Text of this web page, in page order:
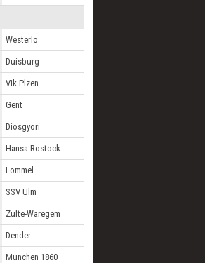
Westerlo
Duisburg
Vik.Plzen
Gent
Diosgyori
Hansa Rostock
Lommel
SSV Ulm
Zulte-Waregem
Dender
Munchen 1860